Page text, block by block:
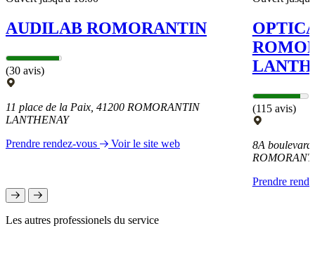
AUDILAB ROMORANTIN
(30 avis)
11 place de la Paix, 41200 ROMORANTIN
LANTHENAY
Prendre rendez-vous
Voir le site web
(115 avis)
8A
Prendre
Les autres professionels du service